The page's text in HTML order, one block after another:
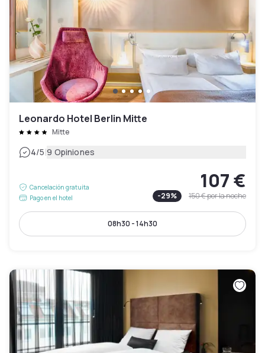
Leonardo Hotel Berlin Mitte
Mitte
4/5|9 Opiniones
Cancelación gratuita
Pago en el hotel
107 €
-29% 150 €por la noche
08h30 - 14h30